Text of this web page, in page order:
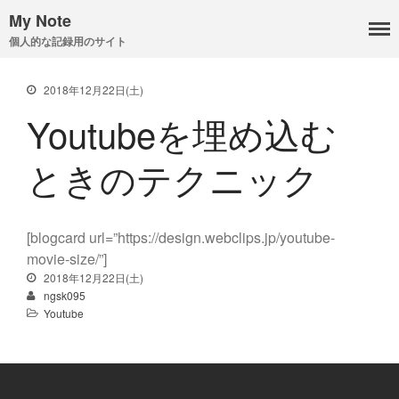
スタイルシートのベース
プラグイン・リスト
サンプルコード
更新日付順のリスト
My Note
個人的な記録用のサイト
2018年12月22日(土)
Youtubeを埋め込む
ときのテクニック
[blogcard url=”https://design.webclips.jp/youtube-
movie-size/”]
2018年12月22日(土)
ngsk095
Youtube